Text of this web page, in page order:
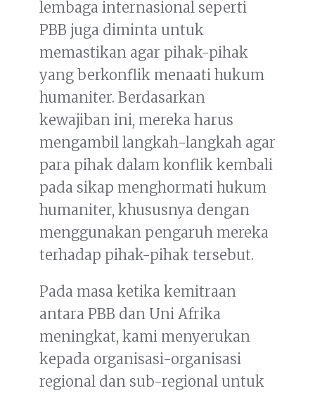
lembaga internasional seperti
PBB juga diminta untuk
memastikan agar pihak-pihak
yang berkonflik menaati hukum
humaniter. Berdasarkan
kewajiban ini, mereka harus
mengambil langkah-langkah agar
para pihak dalam konflik kembali
pada sikap menghormati hukum
humaniter, khususnya dengan
menggunakan pengaruh mereka
terhadap pihak-pihak tersebut.
Pada masa ketika kemitraan
antara PBB dan Uni Afrika
meningkat, kami menyerukan
kepada organisasi-organisasi
regional dan sub-regional untuk